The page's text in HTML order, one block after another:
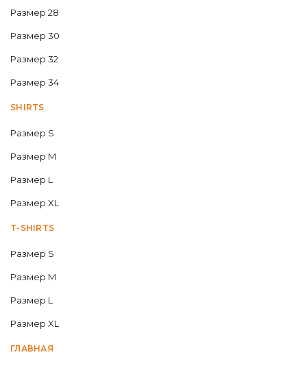
Размер 28
Размер 30
Размер 32
Размер 34
SHIRTS
Размер S
Размер M
Размер L
Размер XL
T-SHIRTS
Размер S
Размер M
Размер L
Размер XL
ГЛАВНАЯ